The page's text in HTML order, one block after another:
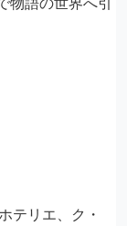
テリエ、ク・